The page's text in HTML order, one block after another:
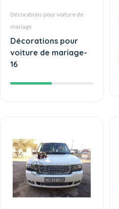
Décorations pour voiture de
mariage
Décorations pour
voiture de mariage-
16